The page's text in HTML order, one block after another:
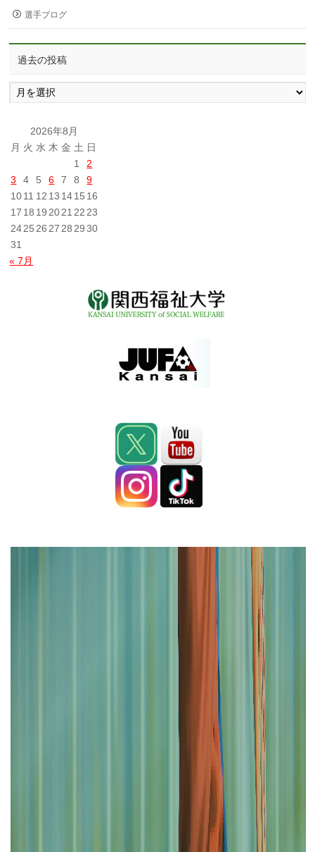
選手ブログ
過去の投稿
過
去
2026年8月
月 火 水 木 金 土 日
1
2
3
4 5 6 7 8
9
1011 12 13 1415 16
17 18 19 2021 22 23
2425 26 27 28 29 30
31
« 7月